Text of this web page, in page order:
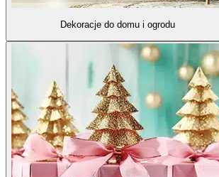
Dekoracje do domu i ogrodu